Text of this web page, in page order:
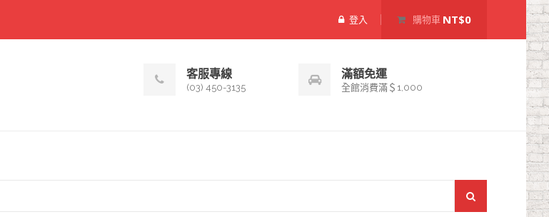
登入 購物車 NT$0
客服專線
(03) 450-3135
滿額免運
全館消費滿＄1,000